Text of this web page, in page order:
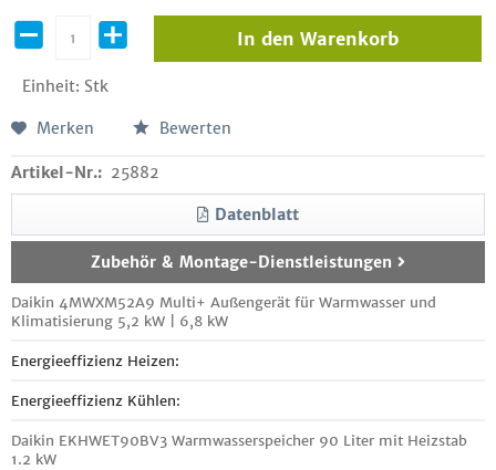
Einheit: Stk
In den Warenkorb
Merken Bewerten
Artikel-Nr.: 25882
Datenblatt
Zubehör & Montage-Dienstleistungen
Daikin 4MWXM52A9 Multi+ Außengerät für Warmwasser und
Klimatisierung 5,2 kW | 6,8 kW
Energieeffizienz Heizen:
Energieeffizienz Kühlen:
Daikin EKHWET90BV3 Warmwasserspeicher 90 Liter mit Heizstab
1.2 kW